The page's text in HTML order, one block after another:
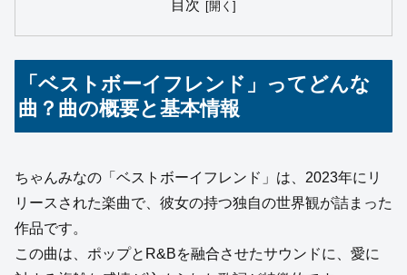
目次
「ベストボーイフレンド」ってどんな
曲？曲の概要と基本情報
ちゃんみなの「ベストボーイフレンド」は、2023年にリ
リースされた楽曲で、彼女の持つ独自の世界観が詰まった
作品です。
この曲は、ポップとR&Bを融合させたサウンドに、愛に